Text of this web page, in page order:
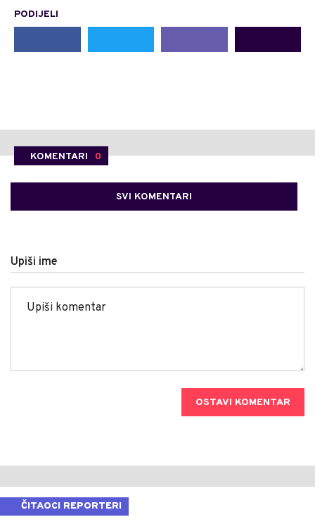
PODIJELI
KOMENTARI 0
SVI KOMENTARI
Upiši ime
OSTAVI KOMENTAR
ČITAOCI REPORTERI